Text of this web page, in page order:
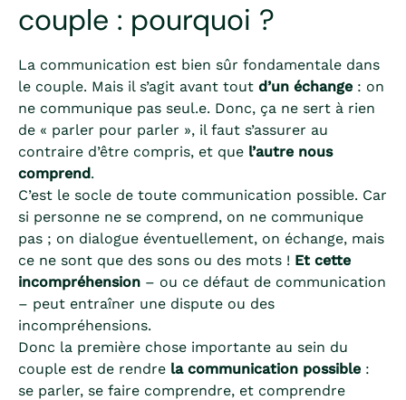
couple : pourquoi ?
La communication est bien sûr fondamentale dans
le couple. Mais il s’agit avant tout d’un échange : on
ne communique pas seul.e. Donc, ça ne sert à rien
de « parler pour parler », il faut s’assurer au
contraire d’être compris, et que l’autre nous
comprend.
C’est le socle de toute communication possible. Car
si personne ne se comprend, on ne communique
pas ; on dialogue éventuellement, on échange, mais
ce ne sont que des sons ou des mots ! Et cette
incompréhension – ou ce défaut de communication
– peut entraîner une dispute ou des
incompréhensions.
Donc la première chose importante au sein du
couple est de rendre la communication possible :
se parler, se faire comprendre, et comprendre